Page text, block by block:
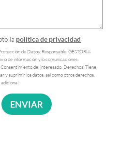
la política de privacidad
de Datos: Responsable: GESTORÍA
de información y/o comunicaciones
del interesado. Derechos: Tiene
y suprimir los datos, así como otros derechos,
ENVIAR